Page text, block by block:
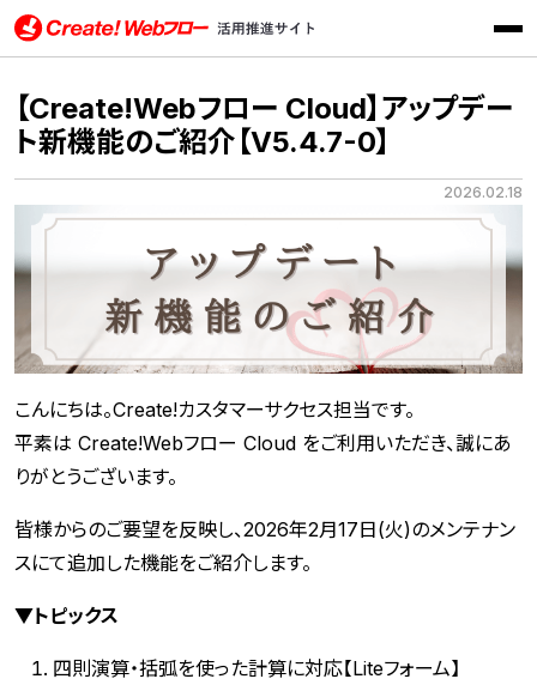
Create!Webフロー活用推進サイト インフォテック株式会社
メ
【Create!Webフロー Cloud】アップデー
ト新機能のご紹介【V5.4.7-0】
2026.02.18
こんにちは。Create!カスタマーサクセス担当です。
平素は Create!Webフロー Cloud をご利用いただき、誠にあ
りがとうございます。
皆様からのご要望を反映し、2026年2月17日(火)のメンテナン
スにて追加した機能をご紹介します。
▼トピックス
四則演算・括弧を使った計算に対応【Liteフォーム】